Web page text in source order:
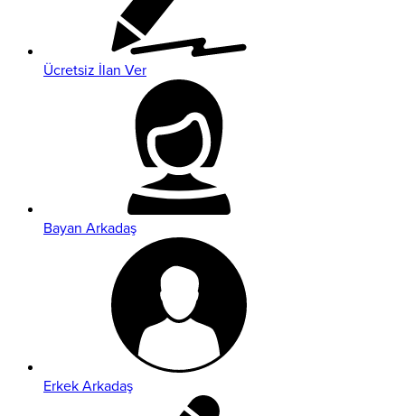
Ücretsiz İlan Ver
Bayan Arkadaş
Erkek Arkadaş